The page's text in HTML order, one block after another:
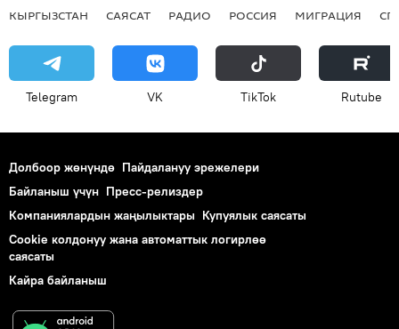
КЫРГЫЗСТАН САЯСАТ РАДИО РОССИЯ МИГРАЦИЯ
Telegram VK ТikТоk Rutube
Долбоор жөнүндө Пайдалануу эрежелери
Байланыш үчүн Пресс-релиздер
Компаниялардын жаңылыктары Купуялык саясаты
Cookie колдонуу жана автоматтык логирлөө
саясаты
Кайра байланыш